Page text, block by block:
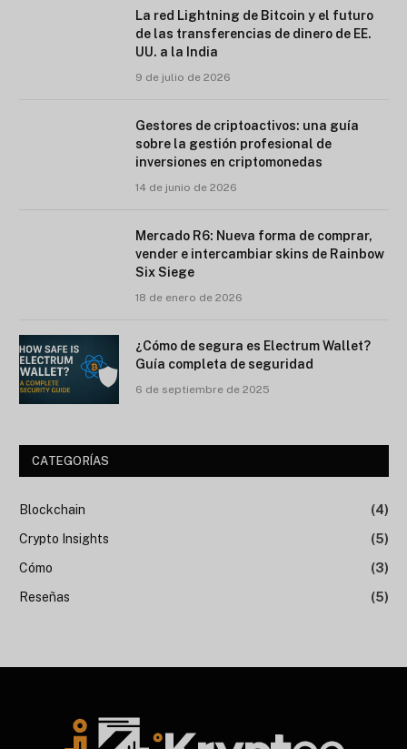
La red Lightning de Bitcoin y el futuro
de las transferencias de dinero de EE.
UU. a la India
9 de julio de 2026
Gestores de criptoactivos: una guía
sobre la gestión profesional de
inversiones en criptomonedas
14 de junio de 2026
Mercado R6: Nueva forma de comprar,
vender e intercambiar skins de Rainbow
Six Siege
18 de enero de 2026
¿Cómo de segura es Electrum Wallet?
Guía completa de seguridad
6 de septiembre de 2025
CATEGORÍAS
Blockchain
(4)
Crypto Insights
(5)
Cómo
(3)
Reseñas
(5)